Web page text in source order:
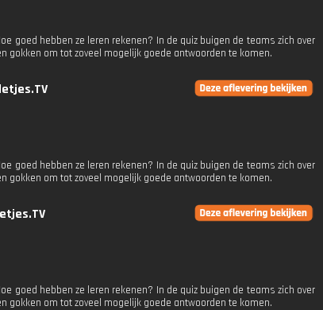
goed hebben ze leren rekenen? In de quiz buigen de teams zich over
gokken om tot zoveel mogelijk goede antwoorden te komen.
goed hebben ze leren rekenen? In de quiz buigen de teams zich over
gokken om tot zoveel mogelijk goede antwoorden te komen.
goed hebben ze leren rekenen? In de quiz buigen de teams zich over
gokken om tot zoveel mogelijk goede antwoorden te komen.